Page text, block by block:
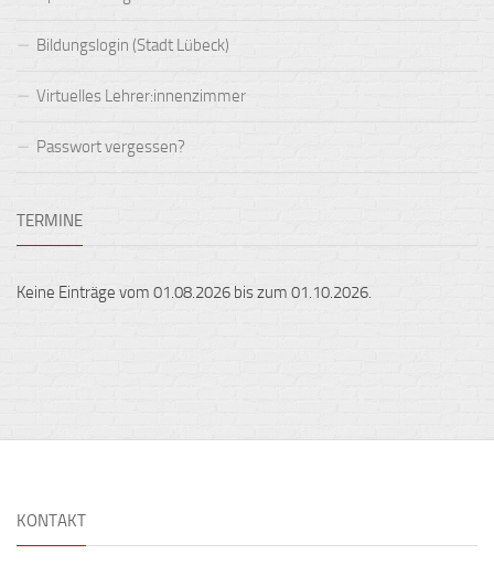
Bildungslogin (Stadt Lübeck)
Virtuelles Lehrer:innenzimmer
Passwort vergessen?
TERMINE
Keine Einträge vom 01.08.2026 bis zum 01.10.2026.
KONTAKT